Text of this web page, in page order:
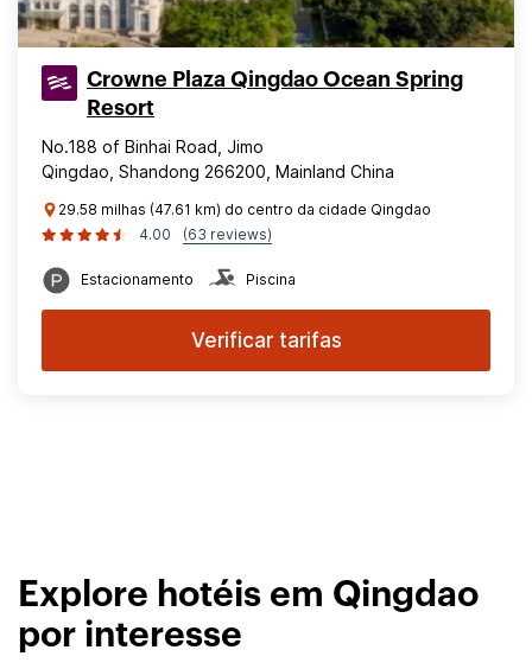
Crowne Plaza Qingdao Ocean Spring
Resort
No.188 of Binhai Road, Jimo
Qingdao, Shandong 266200, Mainland China
29.58 milhas (47.61 km) do centro da cidade Qingdao
4.00
(63 reviews)
Estacionamento Piscina
Verificar tarifas
Explore hotéis em Qingdao
por interesse